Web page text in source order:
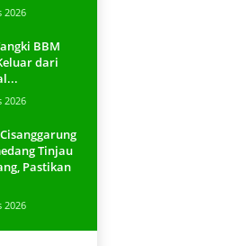
2026
BBM
dari
2026
Tinjau
Pastikan
2026